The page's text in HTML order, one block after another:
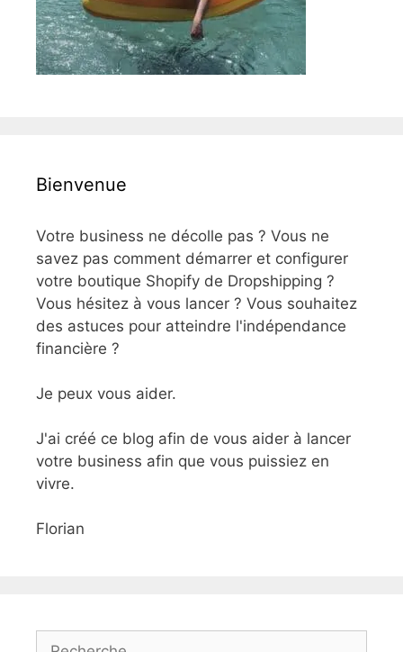
Bienvenue
Votre business ne décolle pas ? Vous ne
savez pas comment démarrer et configurer
votre boutique Shopify de Dropshipping ?
Vous hésitez à vous lancer ? Vous souhaitez
des astuces pour atteindre l'indépendance
financière ?
Je peux vous aider.
J'ai créé ce blog afin de vous aider à lancer
votre business afin que vous puissiez en
vivre.
Florian